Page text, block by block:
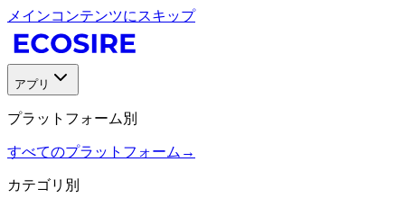
メインコンテンツにスキップ
アプリ
プラットフォーム別
すべてのプラットフォーム →
カテゴリ別